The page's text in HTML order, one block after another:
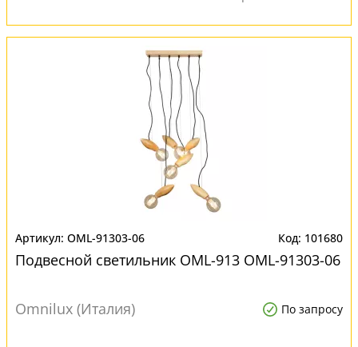
OML-91303-06 101680
Подвесной светильник OML-913 OML-91303-06
Omnilux (Италия) По запросу